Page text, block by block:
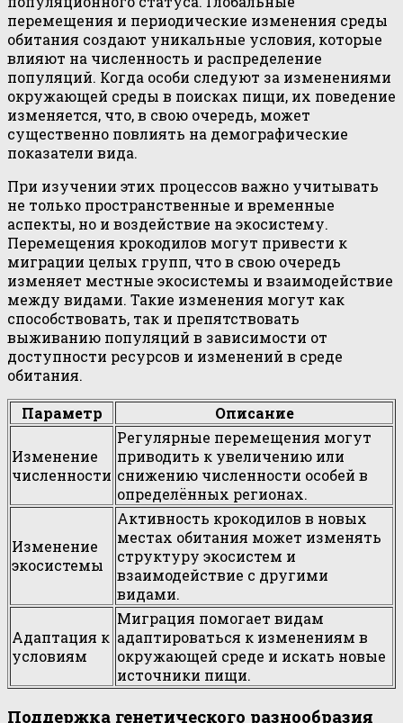
перемещения и периодические изменения среды
обитания создают уникальные условия, которые
влияют на численность и распределение
популяций. Когда особи следуют за изменениями
окружающей среды в поисках пищи, их поведение
изменяется, что, в свою очередь, может
существенно повлиять на демографические
показатели вида.
При изучении этих процессов важно учитывать
не только пространственные и временные
аспекты, но и воздействие на экосистему.
Перемещения крокодилов могут привести к
миграции целых групп, что в свою очередь
изменяет местные экосистемы и взаимодействие
между видами. Такие изменения могут как
способствовать, так и препятствовать
выживанию популяций в зависимости от
доступности ресурсов и изменений в среде
обитания.
Параметр
Описание
Изменение
численности
Регулярные перемещения могут
приводить к увеличению или
снижению численности особей в
определённых регионах.
Изменение
экосистемы
Активность крокодилов в новых
местах обитания может изменять
структуру экосистем и
взаимодействие с другими
видами.
Адаптация к
условиям
Миграция помогает видам
адаптироваться к изменениям в
окружающей среде и искать новые
источники пищи.
Поддержка генетического разнообразия